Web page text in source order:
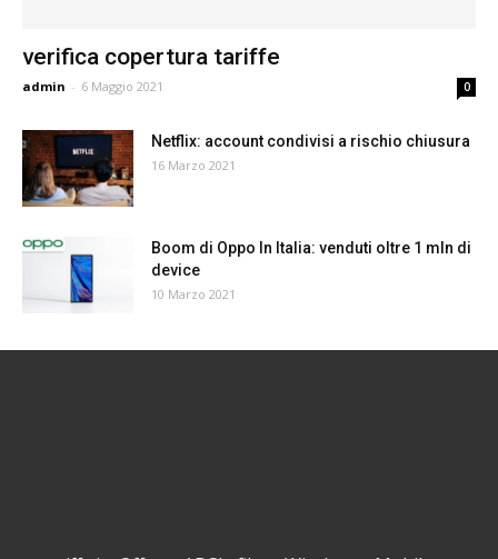
verifica copertura tariffe
admin - 6 Maggio 2021 0
Netflix: account condivisi a rischio chiusura
16 Marzo 2021
Boom di Oppo In Italia: venduti oltre 1 mln di
device
10 Marzo 2021